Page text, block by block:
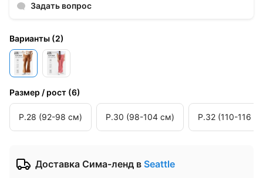
Задать вопрос
Варианты (2)
Размер / рост (6)
Р.28 (92-98 см) Р.30 (98-104 см) Р.32 (110-116
Доставка Сима-ленд в Seattle